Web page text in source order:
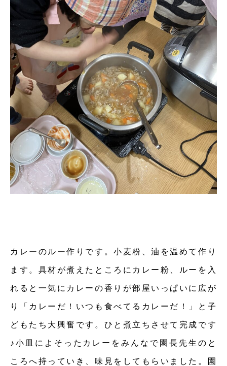
カレーのルー作りです。小麦粉、油を温めて作り
ます。具材が煮えたところにカレー粉、ルーを入
れると一気にカレーの香りが部屋いっぱいに広が
り「カレーだ！いつも食べてるカレーだ！」と子
どもたち大興奮です。ひと煮立ちさせて完成です
♪小皿によそったカレーをみんなで園長先生のと
ころへ持っていき、味見をしてもらいました。園